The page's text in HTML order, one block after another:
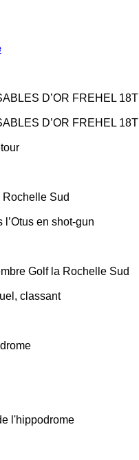
D’OR FREHEL 18T
D’OR FREHEL 18T
Sud
en shot-gun
Golf la Rochelle Sud
classant
l'hippodrome